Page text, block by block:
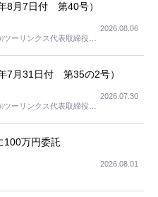
8月7日付 第40号）
ーリンクス代表取締役社
2026.08.06
7月31日付 第35の2号）
ーリンクス代表取締役社
2026.07.30
100万円委託
2026.08.01